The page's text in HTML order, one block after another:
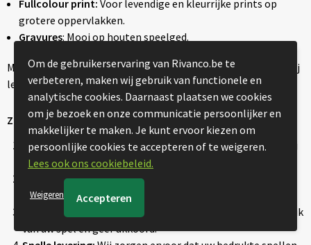
Fullcolour print: Voor levendige en kleurrijke prints op
grotere oppervlakken.
Gravures: Mooi op houten speelged.
Meer weten over aanleverspecificaties en druktechnieken? Wij
leggen het u graag uit hier op deinformatiepagina.
Zo Bestelt u uw Bedrukte Spellen
Kies uw spel:Selecteer het type spel dat het beste past bij
uw event of merkdoel.
Ontwerp en upload:Voeg uw logo of design toe voor
personalisatie.
Proefdruk en goedkeuring:
Ontvang een digitale proefdruk
van uw spel en geef akkoord.
Om de gebruikerservaring van Rivanco.be te
verbeteren, maken wij gebruik van functionele en
analytische cookies. Daarnaast plaatsen we cookies
om je bezoek en onze communicatie persoonlijker en
makkelijker te maken. Je kunt ervoor kiezen om
persoonlijke cookies te accepteren of te weigeren.
Lees ook ons cookiebeleid.
Weigeren